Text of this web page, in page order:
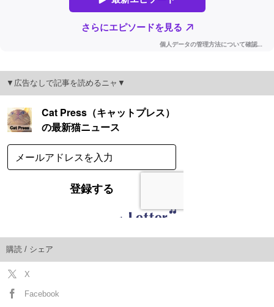
▼広告なしで記事を読めるニャ▼
購読 / シェア
X
Facebook